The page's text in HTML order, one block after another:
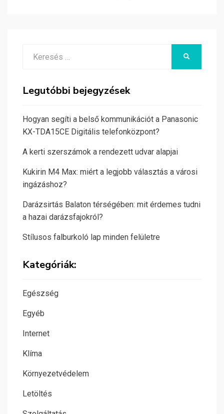
Legutóbbi bejegyzések
Hogyan segíti a belső kommunikációt a Panasonic
KX-TDA15CE Digitális telefonközpont?
A kerti szerszámok a rendezett udvar alapjai
Kukirin M4 Max: miért a legjobb választás a városi
ingázáshoz?
Darázsirtás Balaton térségében: mit érdemes tudni
a hazai darázsfajokról?
Stílusos falburkoló lap minden felületre
Kategóriák:
Egészség
Egyéb
Internet
Klíma
Környezetvédelem
Letöltés